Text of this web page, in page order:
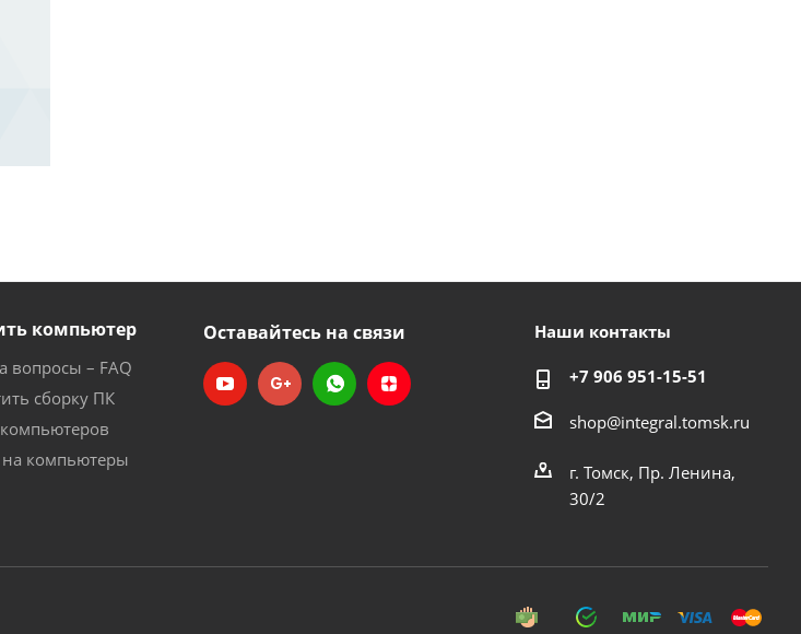
компьютер
вопросы – FAQ
сборку ПК
на компьютеры
Оставайтесь на связи Наши контакты
+7 906 951-15-51
shop@integral.tomsk.ru
г. Томск, Пр. Ленина,
30/2